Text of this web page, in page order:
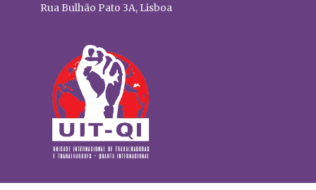
Rua Bulhão Pato 3A, Lisboa